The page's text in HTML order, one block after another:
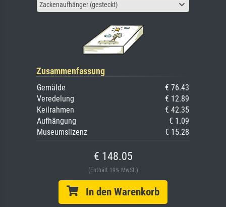
Zackenaufhänger (gesteckt)
Zusammenfassung
Gemälde
€ 76.43
Veredelung
€ 12.89
Keilrahmen
€ 42.35
Aufhängung
€ 1.09
Museumslizenz
€ 15.28
€ 148.05
(Enthält 19% MwSt.)
In den Warenkorb